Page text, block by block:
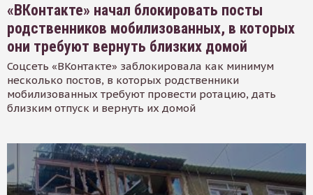
«ВКонтакте» начал блокировать посты
родственников мобилизованных, в которых
они требуют вернуть близких домой
Соцсеть «ВКонтакте» заблокировала как минимум
несколько постов, в которых родственники
мобилизованных требуют провести ротацию, дать
близким отпуск и вернуть их домой